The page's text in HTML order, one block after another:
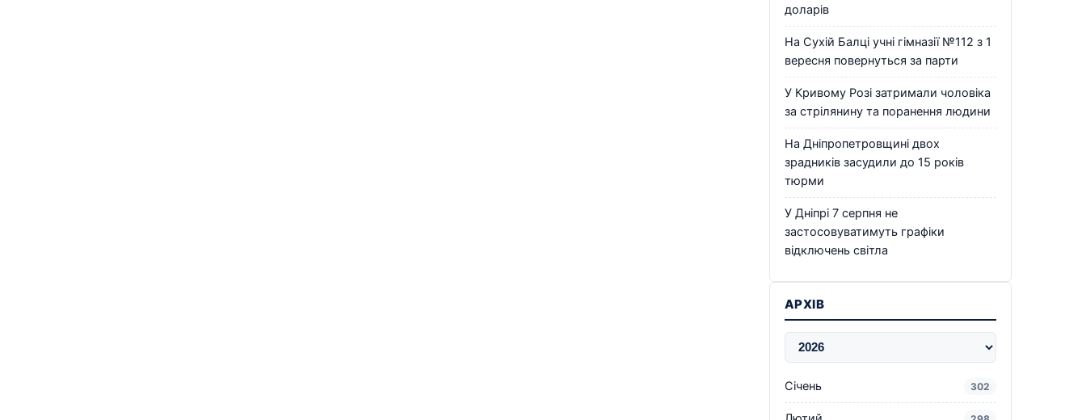
доларів
На Сухій Балці учні гімназії №112 з 1
вересня повернуться за парти
У Кривому Розі затримали чоловіка
за стрілянину та поранення людини
На Дніпропетровщині двох
зрадників засудили до 15 років
тюрми
У Дніпрі 7 серпня не
застосовуватимуть графіки
відключень світла
АРХІВ
Січень 302